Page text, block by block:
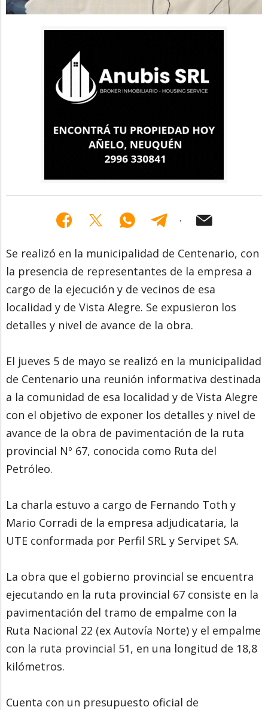
Se realizó en la municipalidad de Centenario, con
la presencia de representantes de la empresa a
cargo de la ejecución y de vecinos de esa
localidad y de Vista Alegre. Se expusieron los
detalles y nivel de avance de la obra.
El jueves 5 de mayo se realizó en la municipalidad
de Centenario una reunión informativa destinada
a la comunidad de esa localidad y de Vista Alegre
con el objetivo de exponer los detalles y nivel de
avance de la obra de pavimentación de la ruta
provincial Nº 67, conocida como Ruta del
Petróleo.
La charla estuvo a cargo de Fernando Toth y
Mario Corradi de la empresa adjudicataria, la
UTE conformada por Perfil SRL y Servipet SA.
La obra que el gobierno provincial se encuentra
ejecutando en la ruta provincial 67 consiste en la
pavimentación del tramo de empalme con la
Ruta Nacional 22 (ex Autovía Norte) y el empalme
con la ruta provincial 51, en una longitud de 18,8
kilómetros.
Cuenta con un presupuesto oficial de